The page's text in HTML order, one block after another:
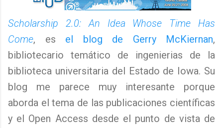
Scholarship 2.0: An Idea Whose Time Has
Come, es el blog de Gerry McKiernan,
bibliotecario temático de ingenierias de la
biblioteca universitaria del Estado de Iowa. Su
blog me parece muy interesante porque
aborda el tema de las publicaciones científicas
y el Open Access desde el punto de vista de